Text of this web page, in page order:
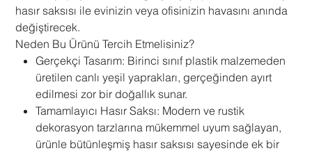
hasır saksısı ile evinizin veya ofisinizin havasını anında
değiştirecek.
Neden Bu Ürünü Tercih Etmelisiniz?
Gerçekçi Tasarım: Birinci sınıf plastik malzemeden
üretilen canlı yeşil yaprakları, gerçeğinden ayırt
edilmesi zor bir doğallık sunar.
Tamamlayıcı Hasır Saksı: Modern ve rustik
dekorasyon tarzlarına mükemmel uyum sağlayan,
ürünle bütünleşmiş hasır saksısı sayesinde ek bir